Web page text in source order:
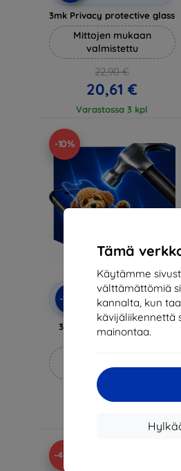
Tämä
Käytämme
välttämättömiä
kannalta, kun
kävijäliikennettä
mainontaa.
3mk Privacy protective glass
Mittojen mukaan
valmistettu
22,90 €
20,61 €
Varastossa 3 kpl
-10%
-10%
Alennus
kupongilla
3mk Hammer protective
film
valmistettu
21,90 €
-42%